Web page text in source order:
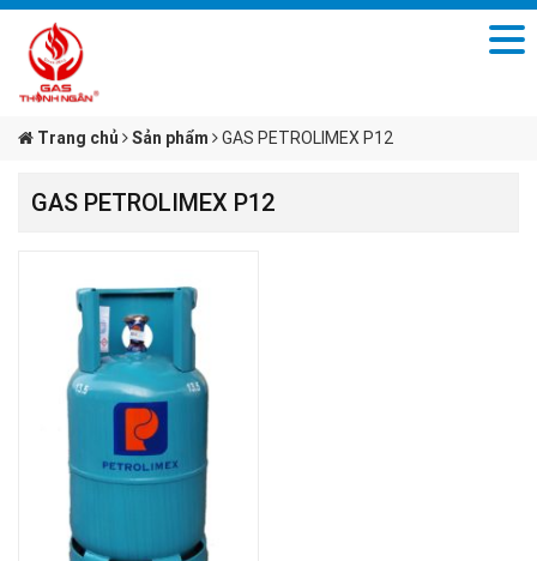
Trang chủ Sản phẩm GAS PETROLIMEX P12
GAS PETROLIMEX P12